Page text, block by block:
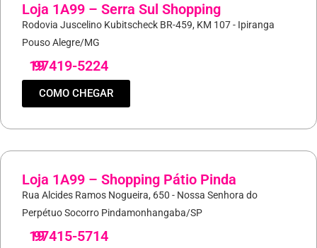
Loja 1A99 – Serra Sul Shopping
Rodovia Juscelino Kubitscheck BR-459, KM 107 - Ipiranga
Pouso Alegre/MG
19
97419-5224
COMO CHEGAR
Loja 1A99 – Shopping Pátio Pinda
Rua Alcides Ramos Nogueira, 650 - Nossa Senhora do
Perpétuo Socorro Pindamonhangaba/SP
19
97415-5714